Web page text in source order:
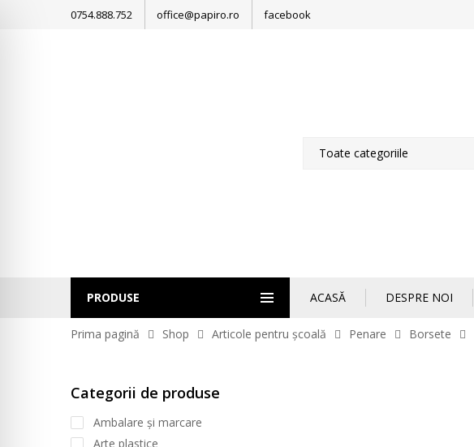
0754.888.752 office@papiro.ro facebook
PRODUSE ACASĂ DESPRE NOI
Prima pagină Shop Articole pentru școală Penare Borsete
Categorii de produse
Ambalare și marcare
Arte plastice